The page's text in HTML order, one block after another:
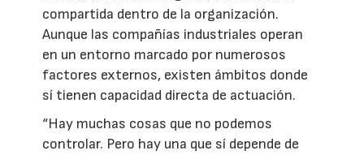
compartida dentro de la organización.
Aunque las compañías industriales operan
en un entorno marcado por numerosos
factores externos, existen ámbitos donde
sí tienen capacidad directa de actuación.
“Hay muchas cosas que no podemos
controlar. Pero hay una que sí depende de